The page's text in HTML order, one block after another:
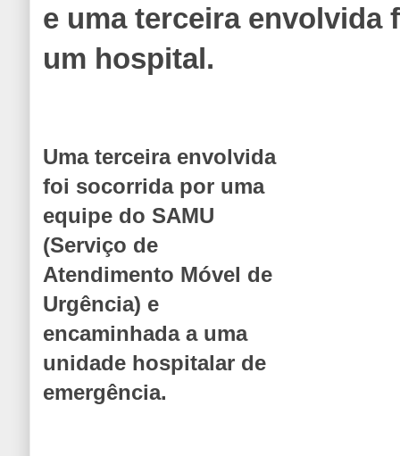
e uma terceira envolvida
um hospital.
Uma terceira envolvida
foi socorrida por uma
equipe do SAMU
(Serviço de
Atendimento Móvel de
Urgência) e
encaminhada a uma
unidade hospitalar de
emergência.